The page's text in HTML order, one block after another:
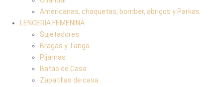
Americanas, chaquetas, bomber, abrigos y Parkas
LENCERIA FEMENINA
Sujetadores
Bragas y Tanga
Pijamas
Batas de Casa
Zapatillas de casa